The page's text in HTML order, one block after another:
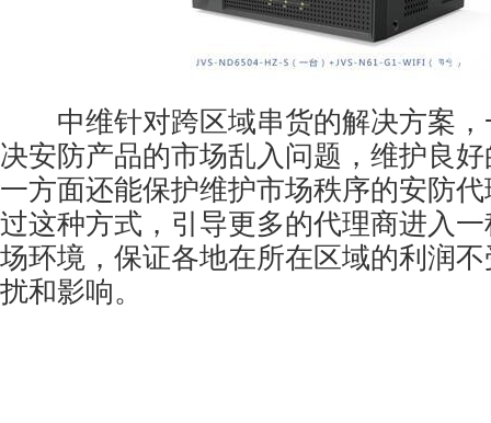
中维针对跨区域串货的解决方案，
决安防产品的市场乱入问题，维护良
一方面还能保护维护市场秩序的安防
过这种方式，引导更多的代理商进入
场环境，保证各地在所在区域的利润
扰和影响。